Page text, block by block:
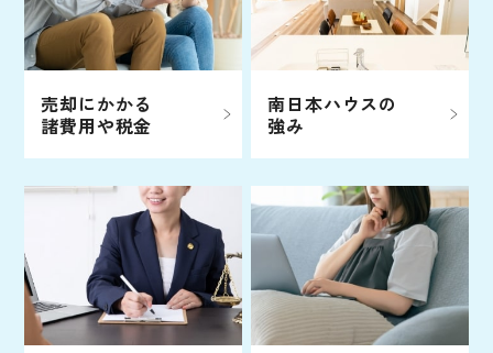
売却にかかる
諸費用や税金
南日本ハウスの
強み